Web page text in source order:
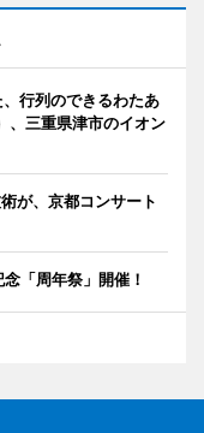
、行列のできるわたあ
、三重県津市のイオン
が、京都コンサート
「周年祭」開催！